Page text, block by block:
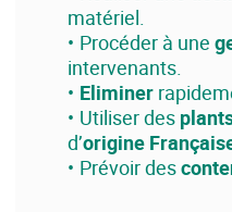
matériel.
Procéder à une
intervenants.
Eliminer
Utiliser des
d’origine
Prévoir des